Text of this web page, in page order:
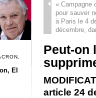
«Campagne
pour sauver
à Paris le 4
décembre,
Peut-on
article 24
El